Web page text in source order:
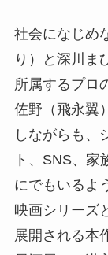
社会になじめ
り）と深川ま
所属するプロ
佐野（飛永翼
しながらも、
ト、SNS、家
にでもいるよ
映画シリーズ
展開される本